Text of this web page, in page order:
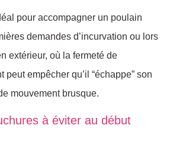
pour accompagner un poulain
demandes d’incurvation ou lors
extérieur, où la fermeté de
peut empêcher qu’il “échappe” son
mouvement brusque.
à éviter au début